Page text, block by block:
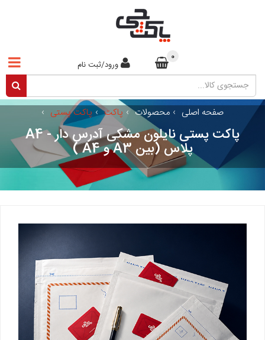
ورود/ثبت نام
0
صفحه اصلی › محصولات › پاکت › پاکت پستی ›
پاکت پستی نایلون مشکی آدرس دار - A4
پلاس (بین A3 و A4 )